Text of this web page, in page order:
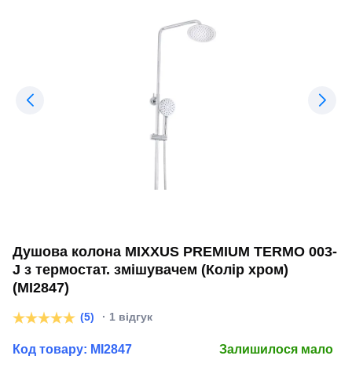
Душова колона MIXXUS PREMIUM TERMO 003-
J з термостат. змішувачем (Колір хром)
(MI2847)
(5) · 1 відгук
Код товару: MI2847 Залишилося мало